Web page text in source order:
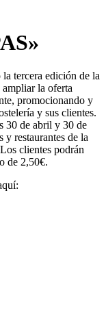
tercera edición de la
ampliar la oferta
promocionando y
y sus clientes.
30 de abril y 30 de
y restaurantes de la
clientes podrán
de 2,50€.